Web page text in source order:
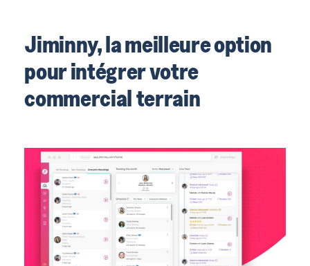
Jiminny, la meilleure option
pour intégrer votre
commercial terrain